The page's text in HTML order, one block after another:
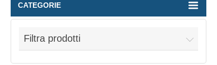
CATEGORIE
Filtra prodotti